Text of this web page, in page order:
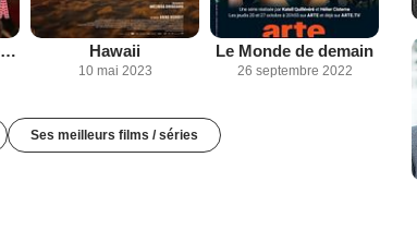
Icon of French Cinema Hawaii
10 mai 2023
Le Monde de demain
26 septembre 2022
Ses meilleurs films / séries